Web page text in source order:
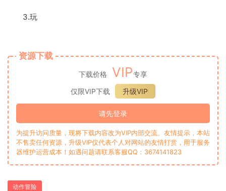
3.玩
资源下载
下载价格 VIP专享
仅限VIP下载
升级VIP
请先登录
为提升访问质量，现将下载内容改为VIP内部交流。友情提示，本站
不售卖任何资源，升级VIP仅代表个人对网站的友情打赏，用于服务
器维护运营成本！如遇问题请联系客服QQ：3674141823
动作冒险